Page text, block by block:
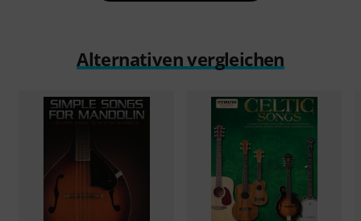
Alternativen vergleichen